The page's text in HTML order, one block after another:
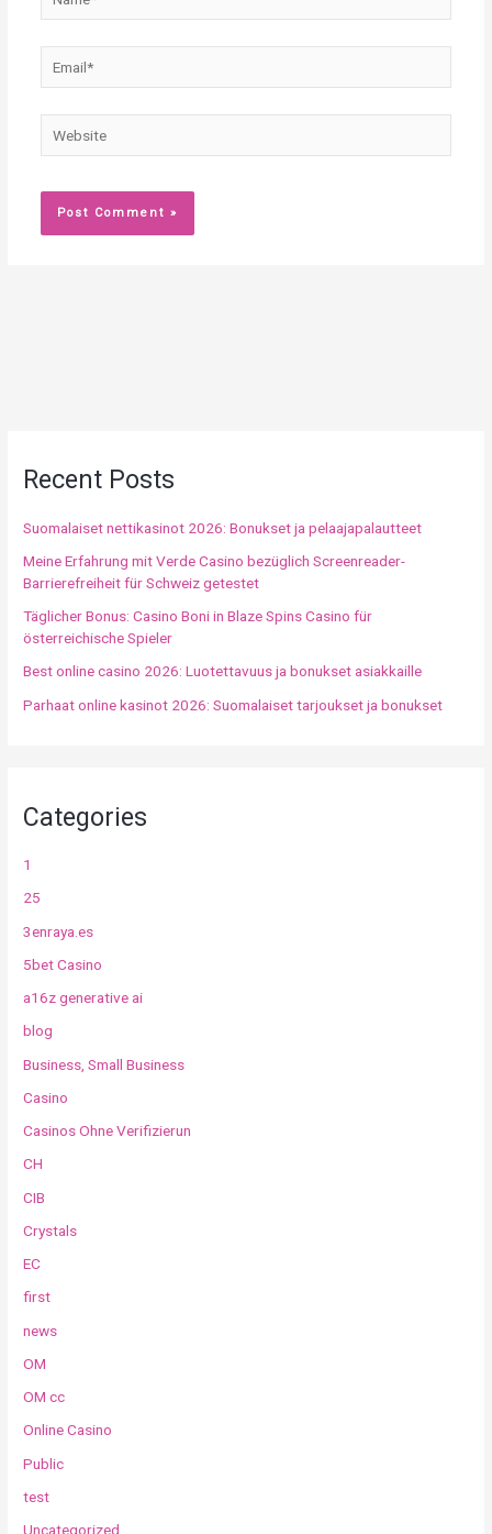
Website
Recent Posts
Suomalaiset nettikasinot 2026: Bonukset ja pelaajapalautteet
Meine Erfahrung mit Verde Casino bezüglich Screenreader-
Barrierefreiheit für Schweiz getestet
Täglicher Bonus: Casino Boni in Blaze Spins Casino für
österreichische Spieler
Best online casino 2026: Luotettavuus ja bonukset asiakkaille
Parhaat online kasinot 2026: Suomalaiset tarjoukset ja bonukset
Categories
1
25
3enraya.es
5bet Casino
a16z generative ai
blog
Business, Small Business
Casino
Casinos Ohne Verifizierun
CH
CIB
Crystals
EC
first
news
OM
OM cc
Online Casino
Public
test
Uncategorized